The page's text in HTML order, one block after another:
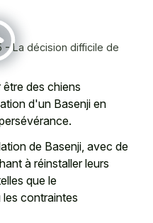
- La décision difficile de
des chiens
d'un Basenji en
de Basenji, avec de
à réinstaller leurs
que le
contraintes